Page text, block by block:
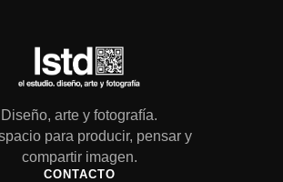
Diseño, arte y fotografía.
para producir, pensar y
compartir imagen.
CONTACTO